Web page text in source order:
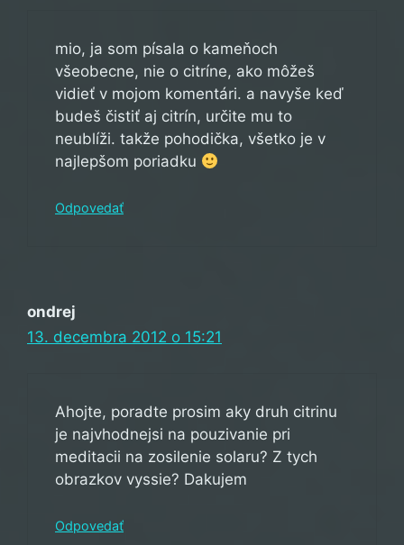
mio, ja som písala o kameňoch
všeobecne, nie o citríne, ako môžeš
vidieť v mojom komentári. a navyše keď
budeš čistiť aj citrín, určite mu to
neublíži. takže pohodička, všetko je v
najlepšom poriadku
Odpovedať
ondrej
13. decembra 2012 o 15:21
Ahojte, poradte prosim aky druh citrinu
je najvhodnejsi na pouzivanie pri
meditacii na zosilenie solaru? Z tych
obrazkov vyssie? Dakujem
Odpovedať